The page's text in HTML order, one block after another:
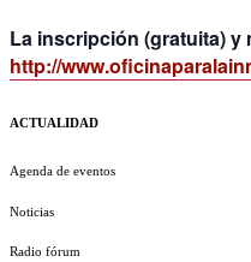
La inscripción (gratuita) y
http://
ACTUALIDAD
Agenda de eventos
Noticias
Radio fórum